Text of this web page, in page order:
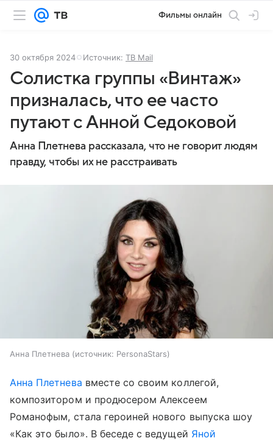
Фильмы онлайн
30 октября 2024 Источник: ТВ Mail
Солистка группы «Винтаж»
призналась, что ее часто
путают с Анной Седоковой
Анна Плетнева рассказала, что не говорит людям
правду, чтобы их не расстраивать
Анна Плетнева источник: PersonaStars
Анна Плетнева вместе со своим коллегой,
композитором и продюсером Алексеем
Романофым, стала героиней нового выпуска шоу
«Как это было». В беседе с ведущей Яной